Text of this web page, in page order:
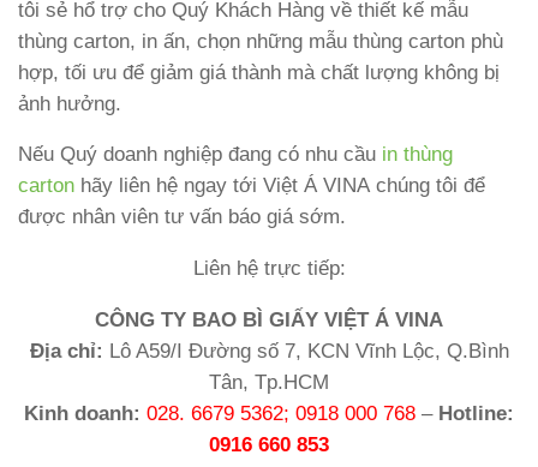
tôi sẻ hổ trợ cho Quý Khách Hàng về thiết kế mẫu
thùng carton, in ấn, chọn những mẫu thùng carton phù
hợp, tối ưu để giảm giá thành mà chất lượng không bị
ảnh hưởng.
Nếu Quý doanh nghiệp đang có nhu cầu in thùng
carton hãy liên hệ ngay tới Việt Á VINA chúng tôi để
được nhân viên tư vấn báo giá sớm.
Liên hệ trực tiếp:
CÔNG TY BAO BÌ GIẤY VIỆT Á VINA
Địa chỉ: Lô A59/I Đường số 7, KCN Vĩnh Lộc, Q.Bình
Tân, Tp.HCM
Kinh doanh: 028. 6679 5362; 0918 000 768 – Hotline:
0916 660 853